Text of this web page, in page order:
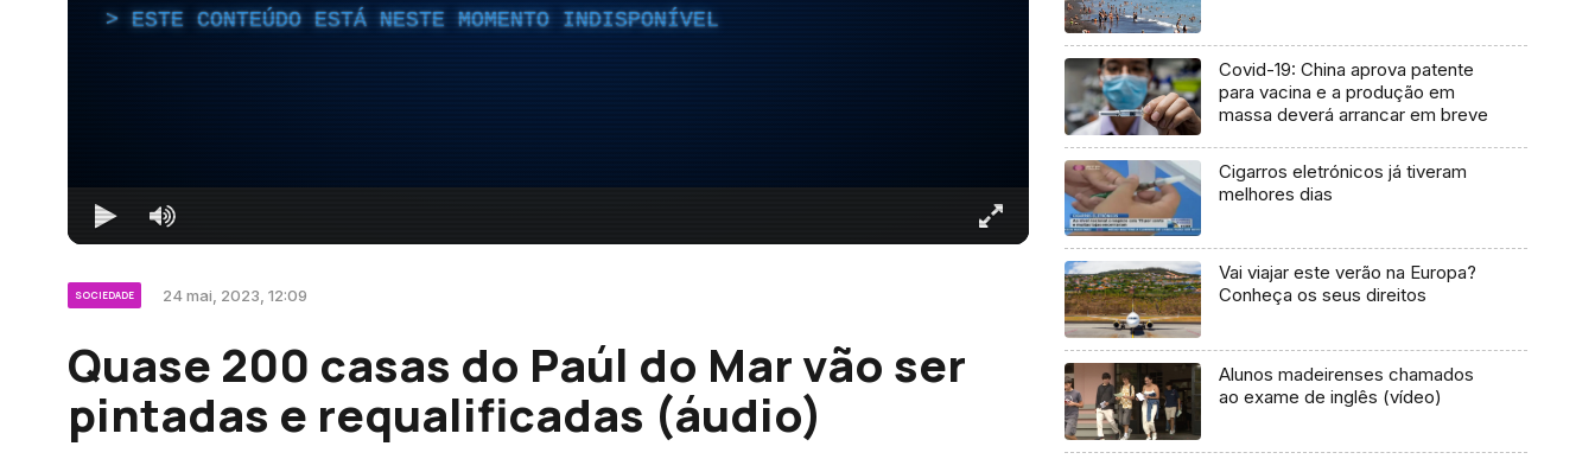
ESTE CONTEÚDO ESTÁ NESTE MOMENTO INDISPONÍVEL
SOCIEDADE 24 mai, 2023, 12:09
Quase 200 casas do Paúl do Mar vão ser
pintadas e requalificadas (áudio)
Covid-19: China aprova patente
para vacina e a produção em
massa deverá arrancar em breve
Cigarros eletrónicos já tiveram
melhores dias
Vai viajar este verão na Europa?
Conheça os seus direitos
Alunos madeirenses chamados
ao exame de inglês (vídeo)